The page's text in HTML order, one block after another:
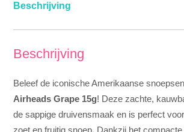
Beschrijving
Beschrijving
Beleef de iconische Amerikaanse
Airheads Grape 15g! Deze zachte,
de sappige druivensmaak en is perfect